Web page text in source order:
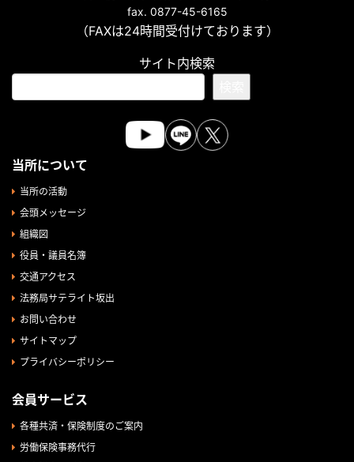
fax. 0877-45-6165
（FAXは24時間受付けております）
サイト内検索
当所について
当所の活動
会頭メッセージ
組織図
役員・議員名簿
交通アクセス
法務局サテライト坂出
お問い合わせ
サイトマップ
プライバシーポリシー
会員サービス
各種共済・保険制度のご案内
労働保険事務代行